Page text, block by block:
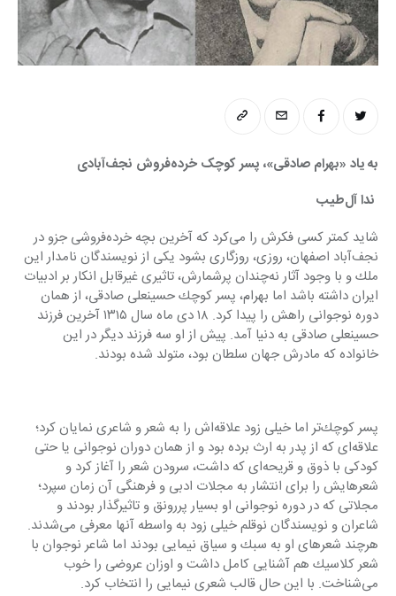
به یاد «بهرام صادقی»، پسر کوچک خرده‌فروش نجف‌آبادی
ندا آل‌طیب
شاید كمتر كسی فكرش را می‌كرد كه آخرین بچه خرده‌فروشی جزو در
نجف‌آباد اصفهان، روزی، روزگاری بشود یكی از نویسندگان نامدار این
ملك و با وجود آثار نه‌چندان پرشمارش، تاثیری غیرقابل انكار بر ادبیات
ایران داشته باشد اما بهرام، پسر كوچك حسینعلی صادقی، از همان
دوره نوجوانی راهش را پیدا كرد. ١٨ دی ماه سال ١٣١٥ آخرین فرزند
حسینعلی صادقی به دنیا آمد. پیش از او سه فرزند دیگر در این
خانواده كه مادرش جهان سلطان بود، متولد شده بودند.
پسر كوچك‌تر اما خیلی زود علاقه‌اش را به شعر و شاعری نمایان كرد؛
علاقه‌ای كه از پدر به ارث برده بود و از همان دوران نوجوانی یا حتی
كودكی با ذوق و قریحه‌ای كه داشت، سرودن شعر را آغاز كرد و
شعرهایش را برای انتشار به مجلات ادبی و فرهنگی آن زمان سپرد؛
مجلاتی كه در دوره نوجوانی او بسیار پررونق و تاثیرگذار بودند و
شاعران و نویسندگان نوقلم خیلی زود به واسطه آنها معرفی می‌شدند.
هرچند شعرهای او به سبك و سیاق نیمایی بودند اما شاعر نوجوان با
شعر كلاسیك هم آشنایی كامل داشت و اوزان عروضی را خوب
می‌شناخت. با این حال قالب شعری نیمایی را انتخاب كرد.